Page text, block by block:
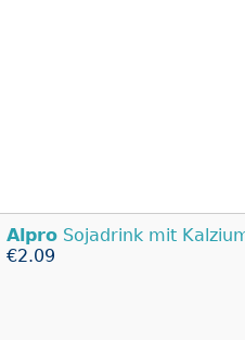
Alpro Sojadrink mit
€2.09